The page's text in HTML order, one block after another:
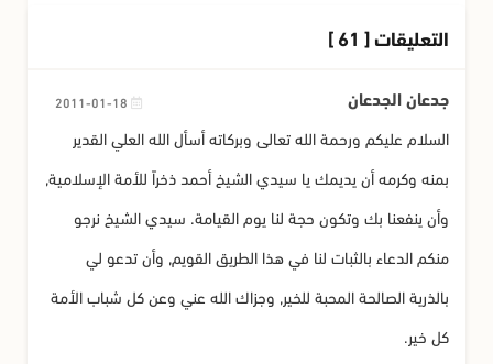
التعليقات [ 61 ]
جدعان الجدعان
السلام عليكم ورحمة الله تعالى وبركاته أسأل الله العلي القدير
بمنه وكرمه أن يديمك يا سيدي الشيخ أحمد ذخراً للأمة الإسلامية,
وأن ينفعنا بك وتكون حجة لنا يوم القيامة. سيدي الشيخ نرجو
منكم الدعاء بالثبات لنا في هذا الطريق القويم, وأن تدعو لي
بالذرية الصالحة المحبة للخير, وجزاك الله عني وعن كل شباب الأمة
كل خير.